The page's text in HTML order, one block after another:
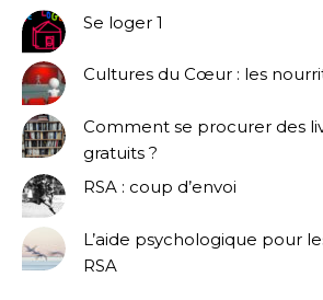
Se loger 1
Cultures du Cœur : les
Comment se procurer des
gratuits ?
RSA : coup d’envoi
L’aide psychologique pour
RSA